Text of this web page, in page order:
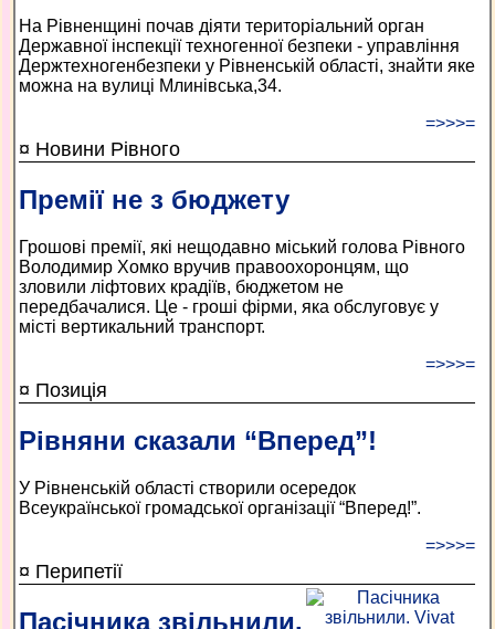
На Рівненщині почав діяти територіальний орган
Державної інспекції техногенної безпеки - управління
Держтехногенбезпеки у Рівненській області, знайти яке
можна на вулиці Млинівська,34.
=>>>=
¤ Новини Рівного
Премії не з бюджету
Грошові премії, які нещодавно міський голова Рівного
Володимир Хомко вручив правоохоронцям, що
зловили ліфтових крадіїв, бюджетом не
передбачалися. Це - гроші фірми, яка обслуговує у
місті вертикальний транспорт.
=>>>=
¤ Позиція
Рівняни сказали “Вперед”!
У Рівненській області створили осередок
Всеукраїнської громадської організації “Вперед!”.
=>>>=
¤ Перипетії
Пасічника звільнили.